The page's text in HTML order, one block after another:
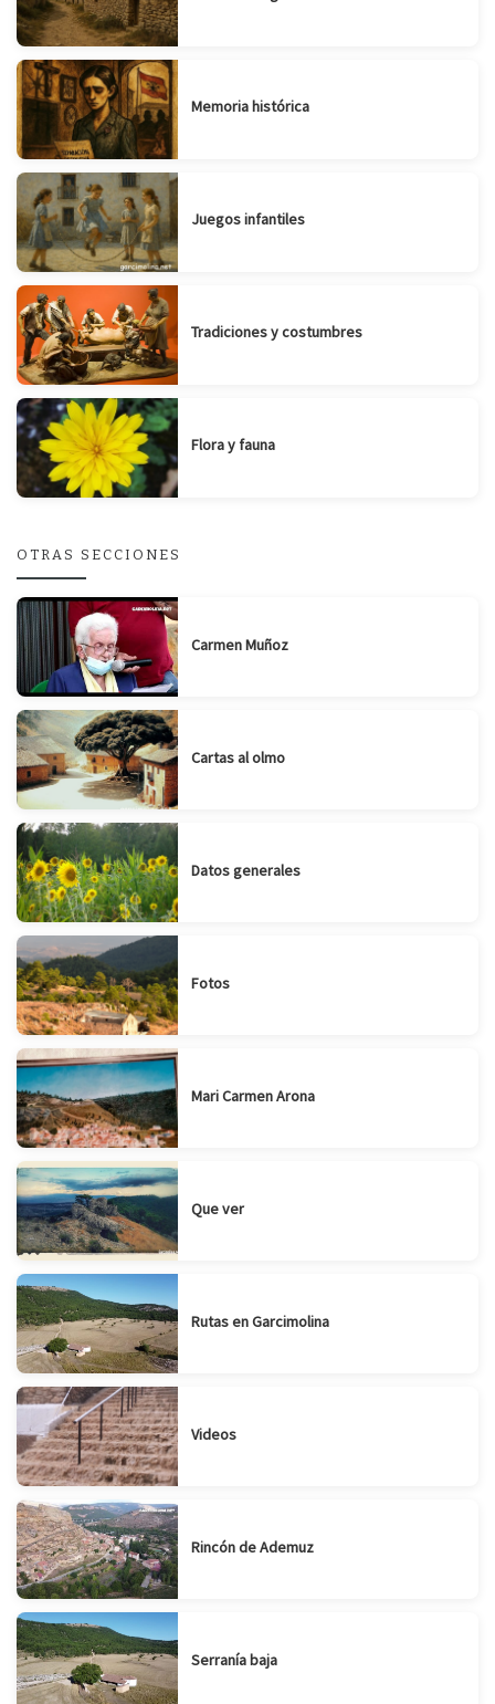
Memoria histórica
Juegos infantiles
Tradiciones y costumbres
Flora y fauna
OTRAS SECCIONES
Carmen Muñoz
Cartas al olmo
Datos generales
Fotos
Mari Carmen Arona
Que ver
Rutas en Garcimolina
Videos
Rincón de Ademuz
Serranía baja